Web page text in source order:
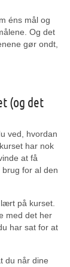
éns mål og
Og det
gør ondt,
(og det
ved, hvordan
har nok
at få
for al den
på kurset.
med det her
har sat for at
du når dine